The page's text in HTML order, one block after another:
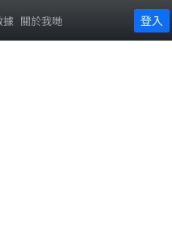
據 關於我哋 登入